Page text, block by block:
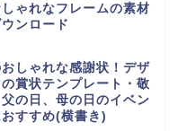
ゃれなフレームの素材
ンロード
しゃれな感謝状！デザ
賞状テンプレート・敬
の日、母の日のイベン
おすすめ(横書き)